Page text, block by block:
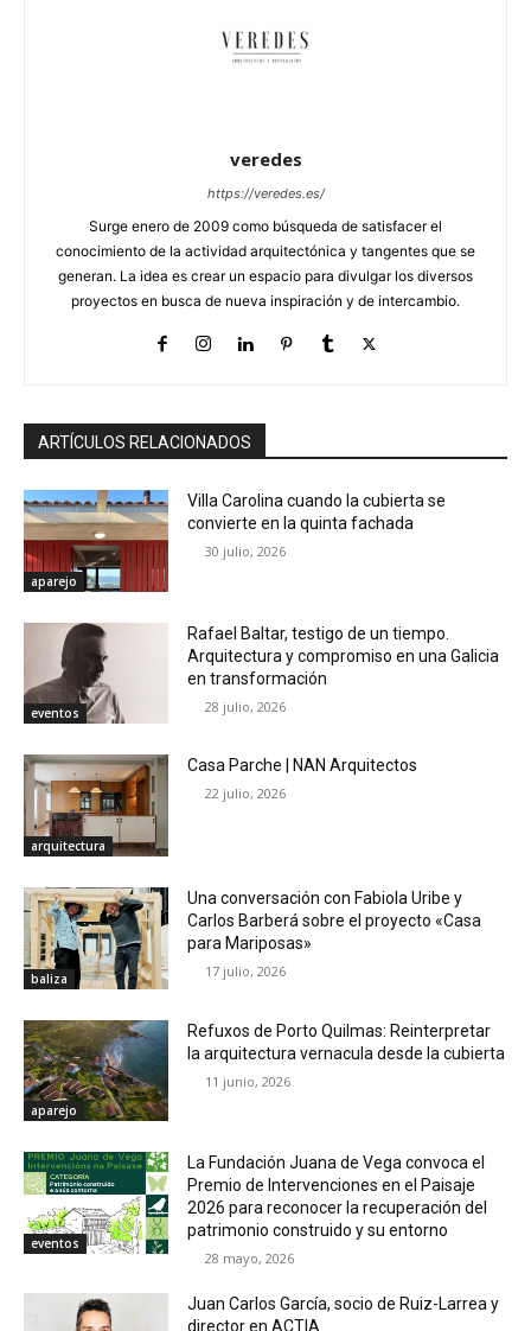
veredes
https://veredes.es/
Surge enero de 2009 como búsqueda de satisfacer el
conocimiento de la actividad arquitectónica y tangentes que se
generan. La idea es crear un espacio para divulgar los diversos
proyectos en busca de nueva inspiración y de intercambio.
ARTÍCULOS RELACIONADOS
aparejo
Villa Carolina cuando la cubierta se
convierte en la quinta fachada
30 julio, 2026
eventos
Rafael Baltar, testigo de un tiempo.
Arquitectura y compromiso en una Galicia
en transformación
28 julio, 2026
arquitectura
Casa Parche | NAN Arquitectos
22 julio, 2026
baliza
Una conversación con Fabiola Uribe y
Carlos Barberá sobre el proyecto «Casa
para Mariposas»
17 julio, 2026
aparejo
Refuxos de Porto Quilmas: Reinterpretar
la arquitectura vernacula desde la cubierta
11 junio, 2026
eventos
La Fundación Juana de Vega convoca el
Premio de Intervenciones en el Paisaje
2026 para reconocer la recuperación del
patrimonio construido y su entorno
28 mayo, 2026
Juan Carlos García, socio de Ruiz-Larrea y
director en ACTIA